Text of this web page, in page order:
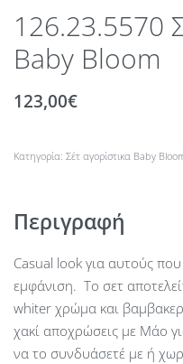
126.23.5570
Baby Bloom
123,00€
Κατηγορία: Σέτ αγορίστικα Baby
Περιγραφή
Casual look για αυτούς
εμφάνιση. Το σετ
whiter χρώμα και
χακί αποχρώσεις με Μάο
να το συνδυάσετέ με ή